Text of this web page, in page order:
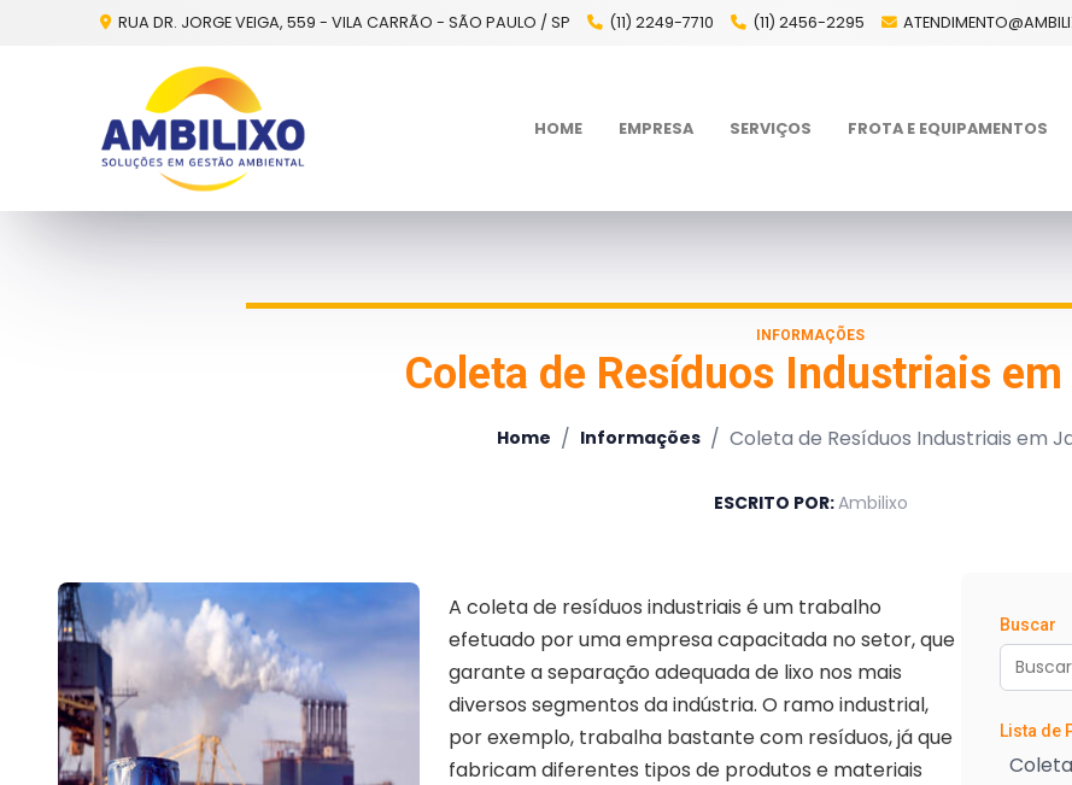
RUA DR. JORGE VEIGA, 559 - VILA CARRÃO - SÃO PAULO / SP (11) 2249-7710 (11) 2456-2295
HOME EMPRESA SERVIÇOS FROTA E EQUIPAMENTOS
INFORMAÇÕES
Coleta de Resíduos Industriais
Home / Informações / Coleta de Resíduos Industriais em
ESCRITO POR:Ambilixo
A coleta de resíduos industriais é um trabalho
efetuado por uma empresa capacitada no setor, que
garante a separação adequada de lixo nos mais
diversos segmentos da indústria. O ramo industrial,
por exemplo, trabalha bastante com resíduos, já que
fabricam diferentes tipos de produtos e materiais
Buscar
Lista de